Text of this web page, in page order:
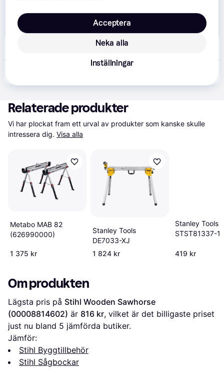
4.8(33)
Relaterade produkter
Vi har plockat fram ett urval av produkter som kanske skulle
intressera dig. Visa alla
Metabo MAB 82
(626990000)
1 375 kr
Stanley Tools
DE7033-XJ
1 824 kr
Stanley Tools
STST81337-1
419 kr
Om produkten
Lägsta pris på Stihl Wooden Sawhorse
(00008814602) är 816 kr, vilket är det billigaste priset
just nu bland 5 jämförda butiker.
Jämför:
Stihl Byggtillbehör
Stihl Sågbockar
Neka alla
Acceptera
Inställningar